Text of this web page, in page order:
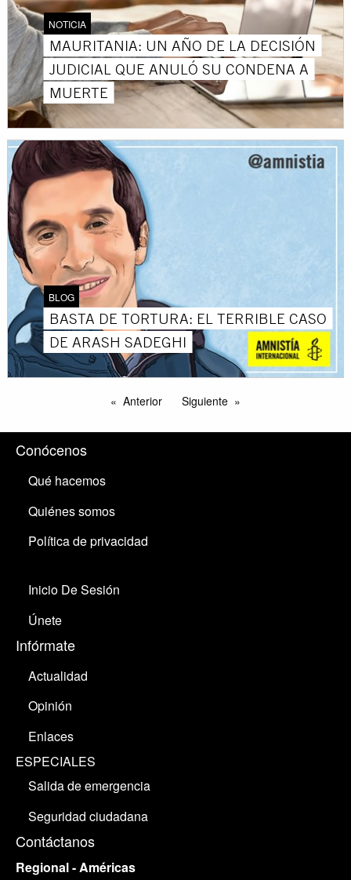
NOTICIA
MAURITANIA: UN AÑO DE LA DECISIÓN
JUDICIAL QUE ANULÓ SU CONDENA A
MUERTE
BLOG
BASTA DE TORTURA: EL TERRIBLE CASO
DE ARASH SADEGHI
Anterior Siguiente
Conócenos
Qué hacemos
Quiénes somos
Política de privacidad
Inicio De Sesión
Únete
Infórmate
Actualidad
Opinión
Enlaces
ESPECIALES
Salida de emergencia
Seguridad ciudadana
Contáctanos
Regional - Américas